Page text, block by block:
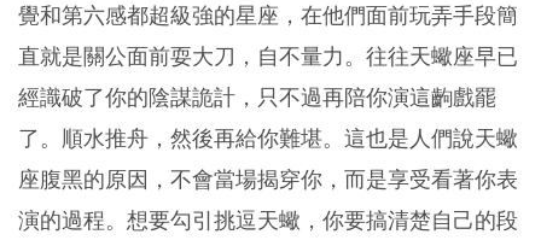
覺和第六感都超級強的星座，在他們面前玩弄手段簡
直就是關公面前耍大刀，自不量力。往往天蠍座早已
經識破了你的陰謀詭計，只不過再陪你演這齣戲罷
了。順水推舟，然後再給你難堪。這也是人們說天蠍
座腹黑的原因，不會當場揭穿你，而是享受看著你表
演的過程。想要勾引挑逗天蠍，你要搞清楚自己的段